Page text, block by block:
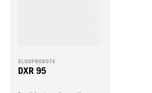
SLOOPROBOTS
DXR 95